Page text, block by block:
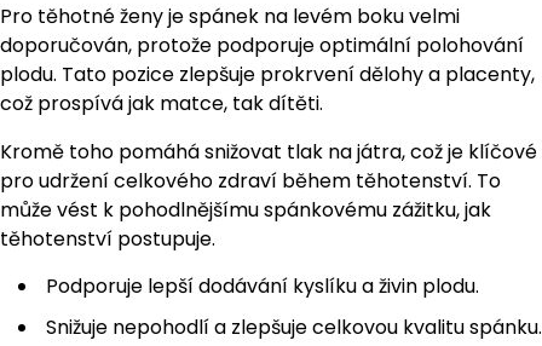
Pro těhotné ženy je spánek na levém boku velmi
doporučován, protože podporuje optimální polohování
plodu. Tato pozice zlepšuje prokrvení dělohy a placenty,
což prospívá jak matce, tak dítěti.
Kromě toho pomáhá snižovat tlak na játra, což je klíčové
pro udržení celkového zdraví během těhotenství. To
může vést k pohodlnějšímu spánkovému zážitku, jak
těhotenství postupuje.
Podporuje lepší dodávání kyslíku a živin plodu.
Snižuje nepohodlí a zlepšuje celkovou kvalitu spánku.